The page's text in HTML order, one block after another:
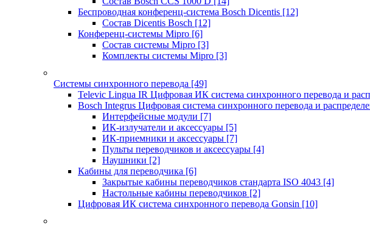
Беспроводная конференц-система Bosch Dicentis [12]
Состав Dicentis Bosch [12]
Конференц-системы Mipro [6]
Состав системы Mipro [3]
Комплекты системы Mipro [3]
Системы синхронного перевода [49]
Televic Lingua IR Цифровая ИК система синхронного перевода и
Bosch Integrus Цифровая система синхронного перевода и
Интерфейсные модули [7]
ИК-излучатели и аксессуары [5]
ИК-приемники и аксессуары [7]
Пульты переводчиков и аксессуары [4]
Наушники [2]
Кабины для переводчика [6]
Закрытые кабины переводчиков стандарта ISO 4043 [4]
Настольные кабины переводчиков [2]
Цифровая ИК система синхронного перевода Gonsin [10]